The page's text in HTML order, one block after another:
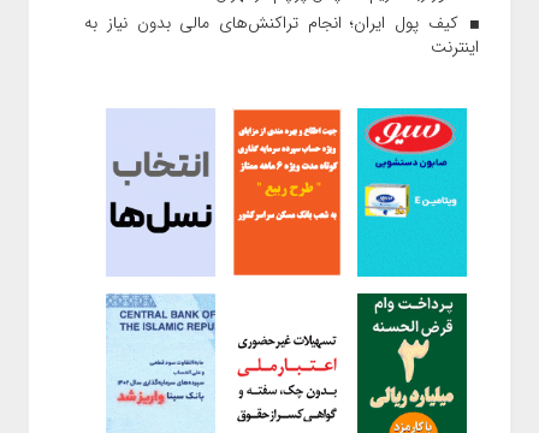
کیف پول ایران؛ انجام تراکنش‌های مالی بدون نیاز به
اینترنت